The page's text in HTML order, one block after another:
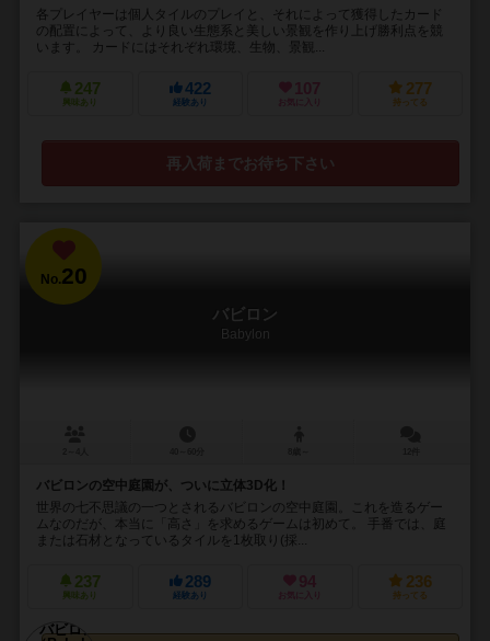
各プレイヤーは個人タイルのプレイと、それによって獲得したカード
の配置によって、より良い生態系と美しい景観を作り上げ勝利点を競
います。 カードにはそれぞれ環境、生物、景観...
247
興味あり
422
経験あり
107
お気に入り
277
持ってる
再入荷までお待ち下さい
No.20
バビロン
Babylon
バビロンの空中庭園が、ついに立体3D化！
世界の七不思議の一つとされるバビロンの空中庭園。これを造るゲー
ムなのだが、本当に「高さ」を求めるゲームは初めて。 手番では、庭
または石材となっているタイルを1枚取り(採...
237
興味あり
289
経験あり
94
お気に入り
236
持ってる